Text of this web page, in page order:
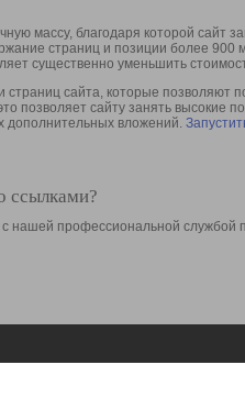
массу, благодаря которой
страниц и позиции более
существенно уменьшить
сайта, которые позволяют
позволяет сайту занять высокие
дополнительных вложений.
ссылками?
нашей профессиональной